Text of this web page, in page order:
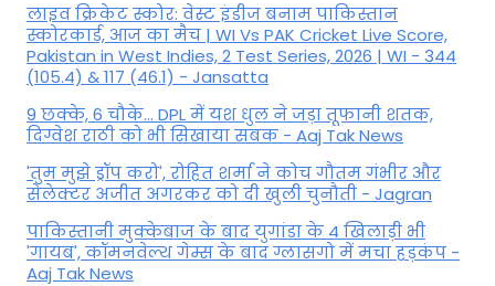
लाइव क्रिकेट स्कोर: वेस्ट इंडीज बनाम पाकिस्तान
स्कोरकार्ड, आज का मैच | WI Vs PAK Cricket Live Score,
Pakistan in West Indies, 2 Test Series, 2026 | WI - 344
(105.4) & 117 (46.1) - Jansatta
9 छक्के, 6 चौके... DPL में यश धुल ने जड़ा तूफानी शतक,
द‍िग्वेश राठी को भी स‍िखाया सबक - Aaj Tak News
'तुम मुझे ड्रॉप करो', रोहित शर्मा ने कोच गौतम गंभीर और
सेलेक्टर अजीत अगरकर को दी खुली चुनौती - Jagran
पाकिस्तानी मुक्केबाज के बाद युगांडा के 4 खिलाड़ी भी
'गायब', कॉमनवेल्थ गेम्स के बाद ग्लासगो में मचा हड़कंप -
Aaj Tak News